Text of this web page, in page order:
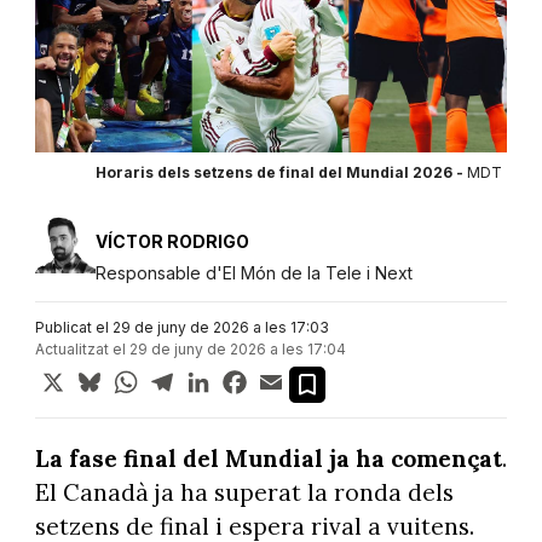
Horaris dels setzens de final del Mundial 2026 - MDT
VÍCTOR RODRIGO
Responsable d'El Món de la Tele i Next
Publicat el 29 de juny de 2026 a les 17:03
Actualitzat el 29 de juny de 2026 a les 17:04
X BlueskyWhatsApp
TelegramLinkedInFacebook
Email
La fase final del Mundial ja ha començat.
El Canadà ja ha superat la ronda dels
setzens de final i espera rival a vuitens.